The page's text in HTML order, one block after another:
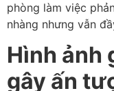
phòng làm việc
nhàng nhưng vẫn
Hình ảnh
gây ấn